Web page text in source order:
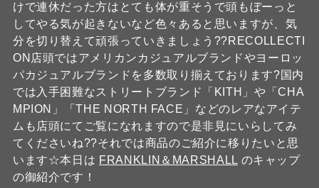
けで連休だった方はとても体が重そうで頭もぼーっと
してやる気が起きないなど色々あると思いますが、気
分を切り替えて頑張っていきましょう??RECOLLECTI
ON店頭ではアメリカンカジュアルブランドやヨーロッ
パカジュアルブランドを多数取り揃えております?国内
では入手困難なストリートブランド「KITH」や「CHA
MPION」「THE NORTH FACE」などのレアなアイテ
ムも店頭にてご覧になれますので是非見にいらしてみ
てくださいね??それでは商品のご紹介に移りたいと思
います☆本日は FRANKLIN＆MARSHALL のキャップ
の御紹介です！